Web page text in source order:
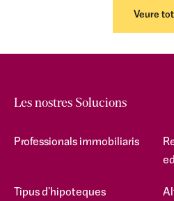
Veure
Les nostres Solucions
Professionals immobiliaris
Tipus d'hipoteques